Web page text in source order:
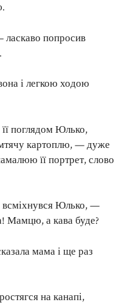
попросив
і легкою ходою
поглядом Юлько,
картоплю, — дуже
її портрет, слово
Юлько, —
Мамцю, а кава буде?
мама і ще раз
на канапі,